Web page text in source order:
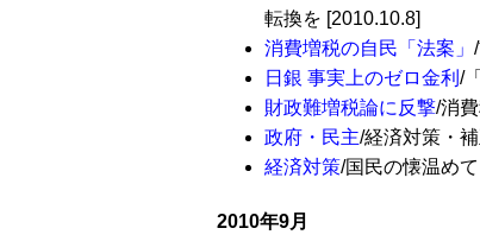
転換を [2010.10.8]
消費増税の自民「法案」
日銀 事実上のゼロ金利 /
財政難増税論に反撃/消
政府・民主/経済対策・
経済対策/国民の懐温め
2010年9月